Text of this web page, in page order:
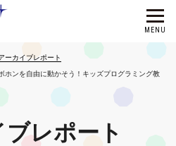
ーカイブレポート
ホンを自由に動かそう！キッズプログラミング教
レポート